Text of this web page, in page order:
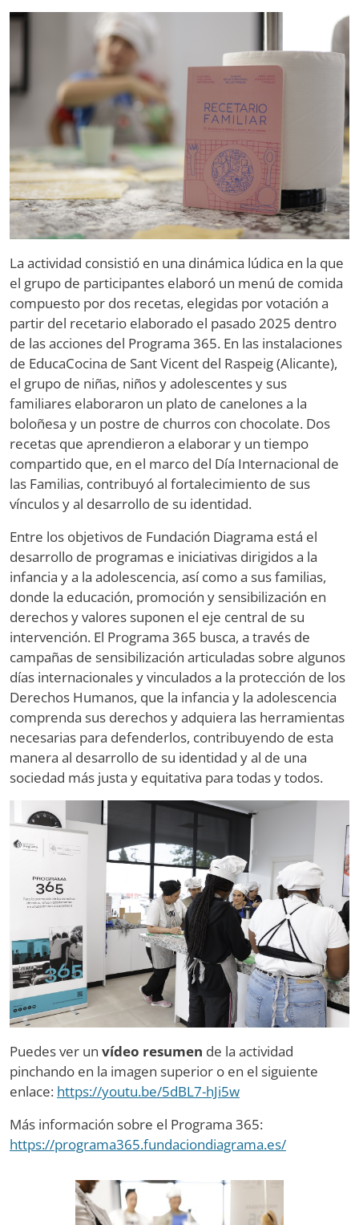
Image
La actividad consistió en una dinámica lúdica en la que
el grupo de participantes elaboró un menú de comida
compuesto por dos recetas, elegidas por votación a
partir del recetario elaborado el pasado 2025 dentro
de las acciones del Programa 365. En las instalaciones
de EducaCocina de Sant Vicent del Raspeig (Alicante),
el grupo de niñas, niños y adolescentes y sus
familiares elaboraron un plato de canelones a la
boloñesa y un postre de churros con chocolate. Dos
recetas que aprendieron a elaborar y un tiempo
compartido que, en el marco del Día Internacional de
las Familias, contribuyó al fortalecimiento de sus
vínculos y al desarrollo de su identidad.
Entre los objetivos de Fundación Diagrama está el
desarrollo de programas e iniciativas dirigidos a la
infancia y a la adolescencia, así como a sus familias,
donde la educación, promoción y sensibilización en
derechos y valores suponen el eje central de su
intervención. El Programa 365 busca, a través de
campañas de sensibilización articuladas sobre algunos
días internacionales y vinculados a la protección de los
Derechos Humanos, que la infancia y la adolescencia
comprenda sus derechos y adquiera las herramientas
necesarias para defenderlos, contribuyendo de esta
manera al desarrollo de su identidad y al de una
sociedad más justa y equitativa para todas y todos.
Image
Puedes ver un vídeo resumen de la actividad
pinchando en la imagen superior o en el siguiente
enlace: https://youtu.be/5dBL7-hJi5w
Más información sobre el Programa 365:
https://programa365.fundaciondiagrama.es/